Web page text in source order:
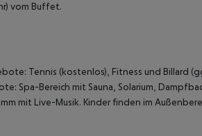
vom Buffet.
Tennis (kostenlos), Fitness und Billard
Spa-Bereich mit Sauna, Solarium,
mit Live-Musik. Kinder finden im